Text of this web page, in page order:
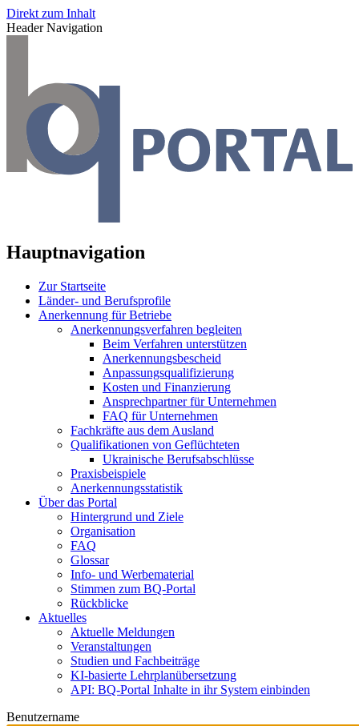
Direkt zum Inhalt
Header Navigation
Hauptnavigation
Zur Startseite
Länder- und Berufsprofile
Anerkennung für Betriebe
Anerkennungsverfahren begleiten
Beim Verfahren unterstützen
Anerkennungsbescheid
Anpassungsqualifizierung
Kosten und Finanzierung
Ansprechpartner für Unternehmen
FAQ für Unternehmen
Fachkräfte aus dem Ausland
Qualifikationen von Geflüchteten
Ukrainische Berufsabschlüsse
Praxisbeispiele
Anerkennungsstatistik
Über das Portal
Hintergrund und Ziele
Organisation
FAQ
Glossar
Info- und Werbematerial
Stimmen zum BQ-Portal
Rückblicke
Aktuelles
Aktuelle Meldungen
Veranstaltungen
Studien und Fachbeiträge
KI-basierte Lehrplanübersetzung
API: BQ-Portal Inhalte in ihr System einbinden
Benutzername